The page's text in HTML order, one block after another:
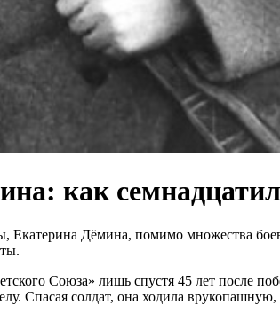
как
Екатерина Дёмина, помимо множества
Союза» лишь спустя 45 лет после
Спасая солдат, она ходила